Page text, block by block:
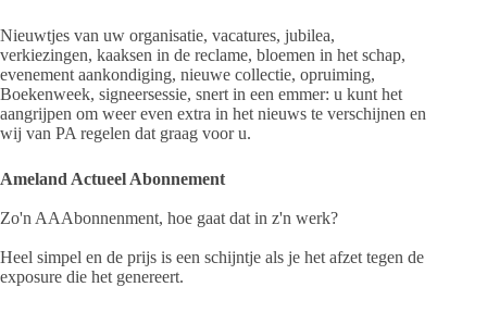
Nieuwtjes van uw organisatie, vacatures, jubilea,
verkiezingen, kaaksen in de reclame, bloemen in het schap,
evenement aankondiging, nieuwe collectie, opruiming,
Boekenweek, signeersessie, snert in een emmer: u kunt het
aangrijpen om weer even extra in het nieuws te verschijnen en
wij van PA regelen dat graag voor u.
Ameland Actueel Abonnement
Zo'n AAAbonnenment, hoe gaat dat in z'n werk?
Heel simpel en de prijs is een schijntje als je het afzet tegen de
exposure die het genereert.